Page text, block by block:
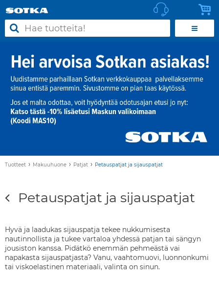
Tuotteet › Makuuhuone › Patjat › Petauspatjat ja sijauspatjat
Petauspatjat ja sijauspatjat
Hyvä ja laadukas sijauspatja tekee nukkumisesta
nautinnollista ja tukee vartaloa yhdessä patjan tai sängyn
jousiston kanssa. Pidätkö enemmän pehmeästä vai
napakasta sijauspatjasta? Vanu, vaahtomuovi, luonnonkumi
tai viskoelastinen materiaali, valinta on sinun.